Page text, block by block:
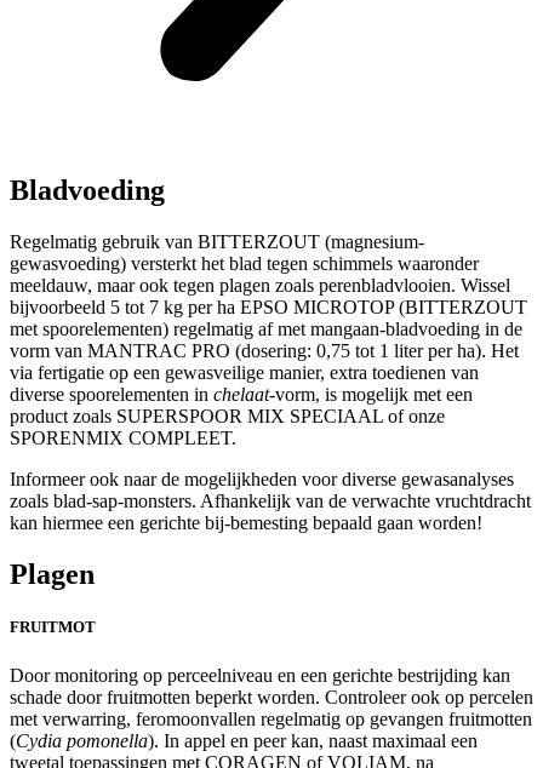
Bladvoeding
Regelmatig gebruik van BITTERZOUT (magnesium-
gewasvoeding) versterkt het blad tegen schimmels waaronder
meeldauw, maar ook tegen plagen zoals perenbladvlooien. Wissel
bijvoorbeeld 5 tot 7 kg per ha EPSO MICROTOP (BITTERZOUT
met spoorelementen) regelmatig af met mangaan-bladvoeding in de
vorm van MANTRAC PRO (dosering: 0,75 tot 1 liter per ha). Het
via fertigatie op een gewasveilige manier, extra toedienen van
diverse spoorelementen in chelaat-vorm, is mogelijk met een
product zoals SUPERSPOOR MIX SPECIAAL of onze
SPORENMIX COMPLEET.
Informeer ook naar de mogelijkheden voor diverse gewasanalyses
zoals blad-sap-monsters. Afhankelijk van de verwachte vruchtdracht
kan hiermee een gerichte bij-bemesting bepaald gaan worden!
Plagen
FRUITMOT
Door monitoring op perceelniveau en een gerichte bestrijding kan
schade door fruitmotten beperkt worden. Controleer ook op percelen
met verwarring, feromoonvallen regelmatig op gevangen fruitmotten
(Cydia pomonella). In appel en peer kan, naast maximaal een
tweetal toepassingen met CORAGEN of VOLIAM, na